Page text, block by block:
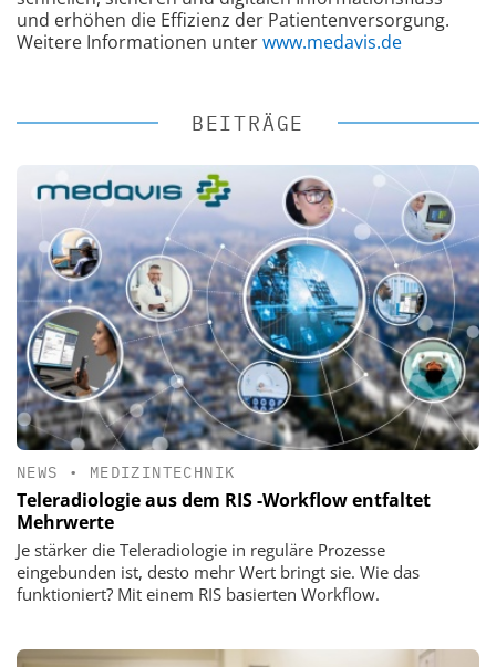
und erhöhen die Effizienz der Patientenversorgung.
Weitere Informationen unterwww.medavis.de
BEITRÄGE
NEWS • MEDIZINTECHNIK
Teleradiologie aus dem RIS -Workflow entfaltet
Mehrwerte
Je stärker die Teleradiologie in reguläre Prozesse
eingebunden ist, desto mehr Wert bringt sie. Wie das
funktioniert? Mit einem RIS basierten Workflow.